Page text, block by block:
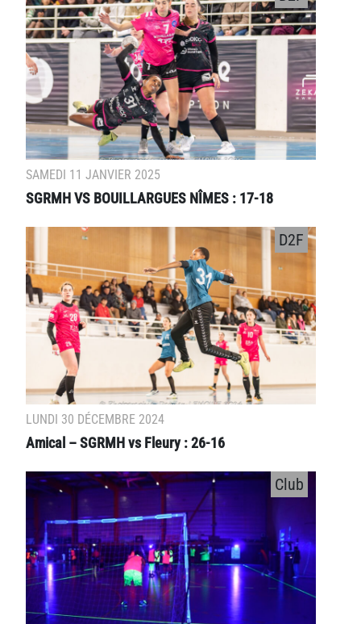
SAMEDI 11 JANVIER 2025
SGRMH VS BOUILLARGUES NÎMES : 17-18
LUNDI 30 DÉCEMBRE 2024
Amical – SGRMH vs Fleury : 26-16
D2F
Club